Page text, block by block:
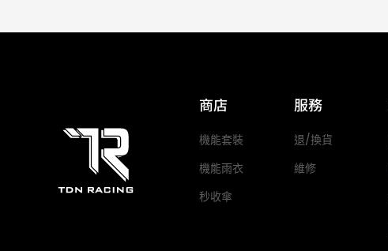
商店
機能套裝
機能雨衣
秒收傘
服務
退/換貨
維修